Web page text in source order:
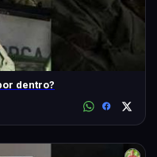
dentro?